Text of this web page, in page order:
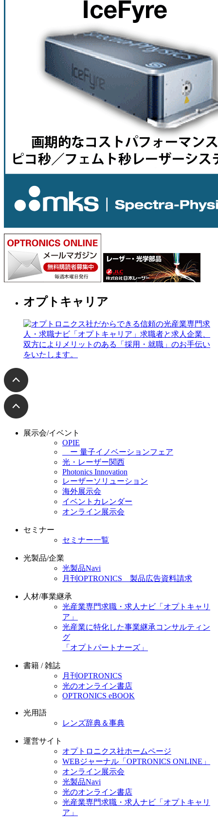
オプトキャリア
展示会/イベント
OPIE
ー 量子イノベーションフェア
光・レーザー関西
Photonics Innovation
レーザーソリューション
海外展示会
イベントカレンダー
オンライン展示会
セミナー
セミナー一覧
光製品/企業
光製品Navi
月刊OPTRONICS 製品広告資料請求
人材/事業継承
光産業専門求職・求人ナビ「オプトキャリ
ア」
光産業に特化した事業継承コンサルティン
グ
「オプトパートナーズ」
書籍 / 雑誌
月刊OPTRONICS
光のオンライン書店
OPTRONICS eBOOK
光用語
レンズ辞典＆事典
運営サイト
オプトロニクス社ホームページ
WEBジャーナル「OPTRONICS ONLINE」
オンライン展示会
光製品Navi
光のオンライン書店
光産業専門求職・求人ナビ「オプトキャリ
ア」